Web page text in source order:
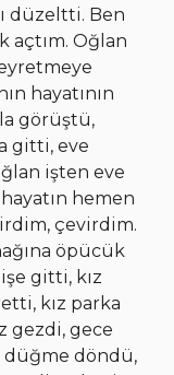
düzeltti. Ben
açtım. Oğlan
hayatının
görüştü,
gitti, eve
işten eve
hemen
çevirdim.
öpücük
gitti, kız
kız parka
gezdi, gece
düğme döndü,